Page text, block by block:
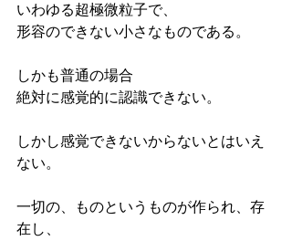
いわゆる超極微粒子で、
形容のできない小さなものである。
しかも普通の場合
絶対に感覚的に認識できない。
しかし感覚できないからないとはいえ
ない。
一切の、ものというものが作られ、存
在し、